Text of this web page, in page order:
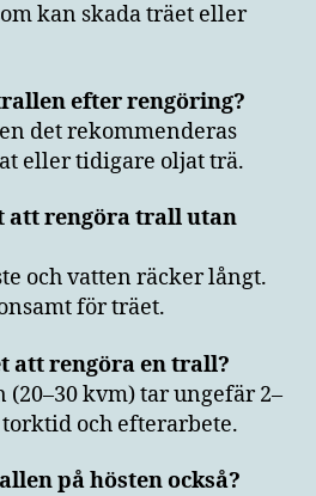
kan skada träet eller
efter rengöring?
det rekommenderas
eller tidigare oljat trä.
att rengöra trall utan
och vatten räcker långt.
för träet.
att rengöra en trall?
kvm) tar ungefär 2–
och efterarbete.
på hösten också?